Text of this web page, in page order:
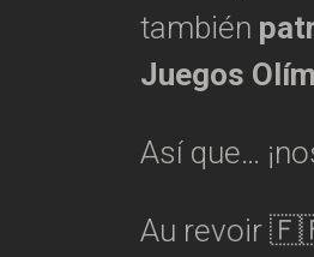
también
Juegos
Así que…
Au revoir